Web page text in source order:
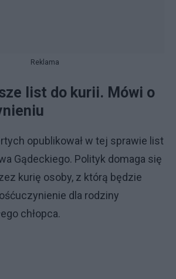
Reklama
list do kurii. Mówi o
opublikował w tej sprawie list
Gądeckiego. Polityk domaga się
kurię osoby, z którą będzie
dla rodziny
chłopca.